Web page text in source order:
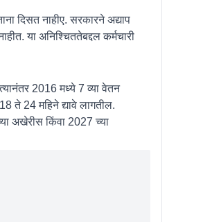
दिसत नाहीए. सरकारने अद्याप
या अनिश्चिततेबद्दल कर्मचारी
2016 मध्ये 7 व्या वेतन
ते 24 महिने द्यावे लागतील.
अखेरीस किंवा 2027 च्या